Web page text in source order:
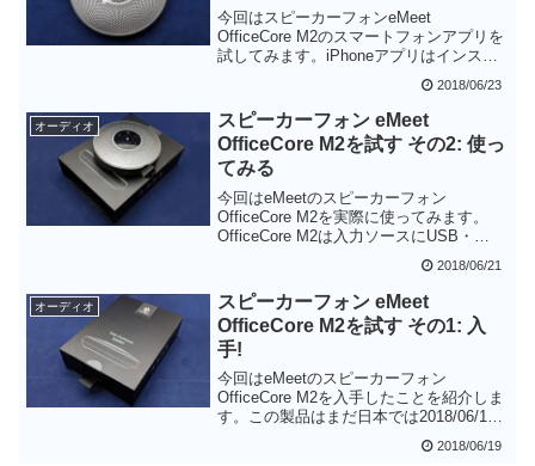
今回はスピーカーフォンeMeet
OfficeCore M2のスマートフォンアプリを
試してみます。iPhoneアプリはインスト
スポンス・使い勝手共にイマイチでし
た。またAndroid版はGoogle Play Storeで
発見することができないという状態で
す。スマホアプリはどんどん更新されて
いくと思いますので、今後に期待したい
と思います。
2018/06/23
オーディオ
スピーカーフォン eMeet
OfficeCore M2を試す その2: 使っ
てみる
今回はeMeetのスピーカーフォン
OfficeCore M2を実際に使ってみます。
OfficeCore M2は入力ソースにUSB・
き、簡単にセットアップすることができ
ます。特にUSB接続の場合はケーブル一
本の接続だけで、バッテリーの心配も要
らないのでかなりお手軽です。昔の電話
会議セットはいろいろ接続が大変だった
ので、便利な世の中になったと実感しま
した。
2018/06/21
オーディオ
スピーカーフォン eMeet
OfficeCore M2を試す その1: 入
手!
今回はeMeetのスピーカーフォン
OfficeCore M2を入手したことを紹介しま
す。この製品はまだ日本では2018/06/19
現在では未発売ですが、日本語マニュア
ルや技適認証など日本発売に向けた準備
2018/06/19